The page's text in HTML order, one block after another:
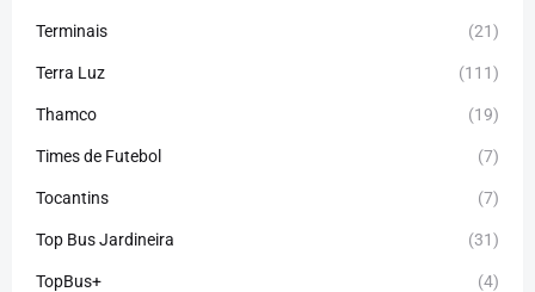
Terminais (21)
Terra Luz (111)
Thamco (19)
Times de Futebol (7)
Tocantins (7)
Top Bus Jardineira (31)
TopBus+ (4)